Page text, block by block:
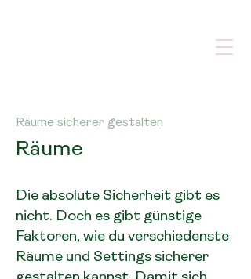
Räume sicherer gestalten
Räume
Die absolute Sicherheit gibt es
nicht. Doch es gibt günstige
Faktoren, wie du verschiedenste
Räume und Settings sicherer